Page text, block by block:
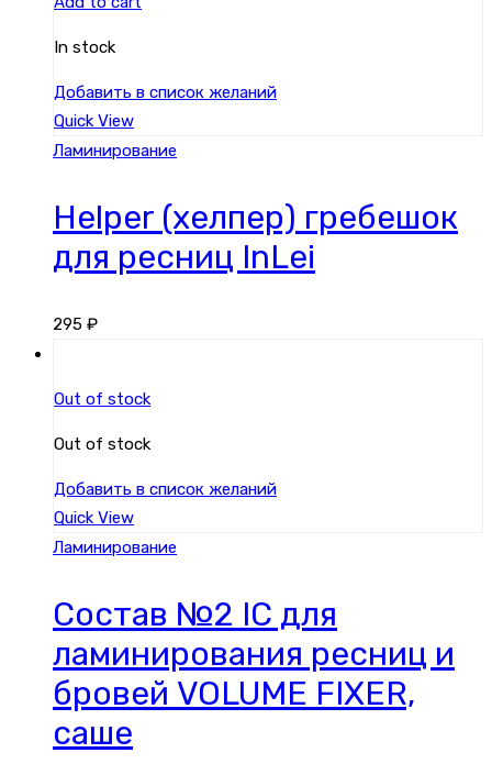
In stock
Добавить в список желаний
Quick View
Ламинирование
Helper (хелпер) гребешок
для ресниц InLei
295 ₽
Out of stock
Out of stock
Добавить в список желаний
Quick View
Ламинирование
Состав №2 IC для
ламинирования ресниц и
бровей VOLUME FIXER,
саше